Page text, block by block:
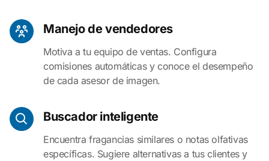
Manejo de vendedores
Motiva a tu equipo de ventas. Configura
comisiones automáticas y conoce el desempeño
de cada asesor de imagen.
Buscador inteligente
Encuentra fragancias similares o notas olfativas
específicas. Sugiere alternativas a tus clientes y